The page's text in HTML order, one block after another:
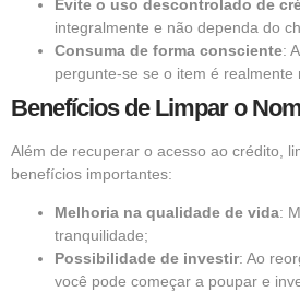
Evite o uso descontrolado de
integralmente e não dependa do
Consuma de forma consciente:
pergunte-se se o item é realmente
Benefícios de Limpar o
Além de recuperar o acesso ao crédito,
benefícios importantes:
Melhoria na qualidade de vida:
tranquilidade;
Possibilidade de investir: Ao
você pode começar a poupar e